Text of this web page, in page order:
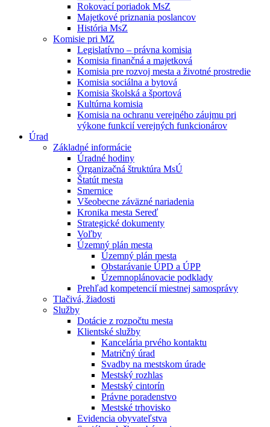
Rokovací poriadok MsZ
Majetkové priznania poslancov
História MsZ
Komisie pri MZ
Legislatívno – právna komisia
Komisia finančná a majetková
Komisia pre rozvoj mesta a životné prostredie
Komisia sociálna a bytová
Komisia školská a športová
Kultúrna komisia
Komisia na ochranu verejného záujmu pri
výkone funkcií verejných funkcionárov
Úrad
Základné informácie
Úradné hodiny
Organizačná štruktúra MsÚ
Štatút mesta
Smernice
Všeobecne záväzné nariadenia
Kronika mesta Sereď
Strategické dokumenty
Voľby
Územný plán mesta
Územný plán mesta
Obstarávanie ÚPD a ÚPP
Územnoplánovacie podklady
Prehľad kompetencií miestnej samosprávy
Tlačivá, žiadosti
Služby
Dotácie z rozpočtu mesta
Klientské služby
Kancelária prvého kontaktu
Matričný úrad
Svadby na mestskom úrade
Mestský rozhlas
Mestský cintorín
Právne poradenstvo
Mestské trhovisko
Evidencia obyvateľstva